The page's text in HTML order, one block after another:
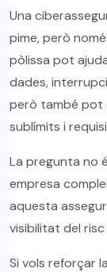
Una
pime, però
pòlissa pot
dades,
però també pot
sublímits i
La pregunta no
empresa
aquesta
visibilitat del
Si vols reforçar